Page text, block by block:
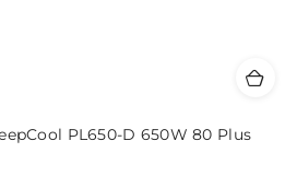
PL650-D 650W 80 Plus